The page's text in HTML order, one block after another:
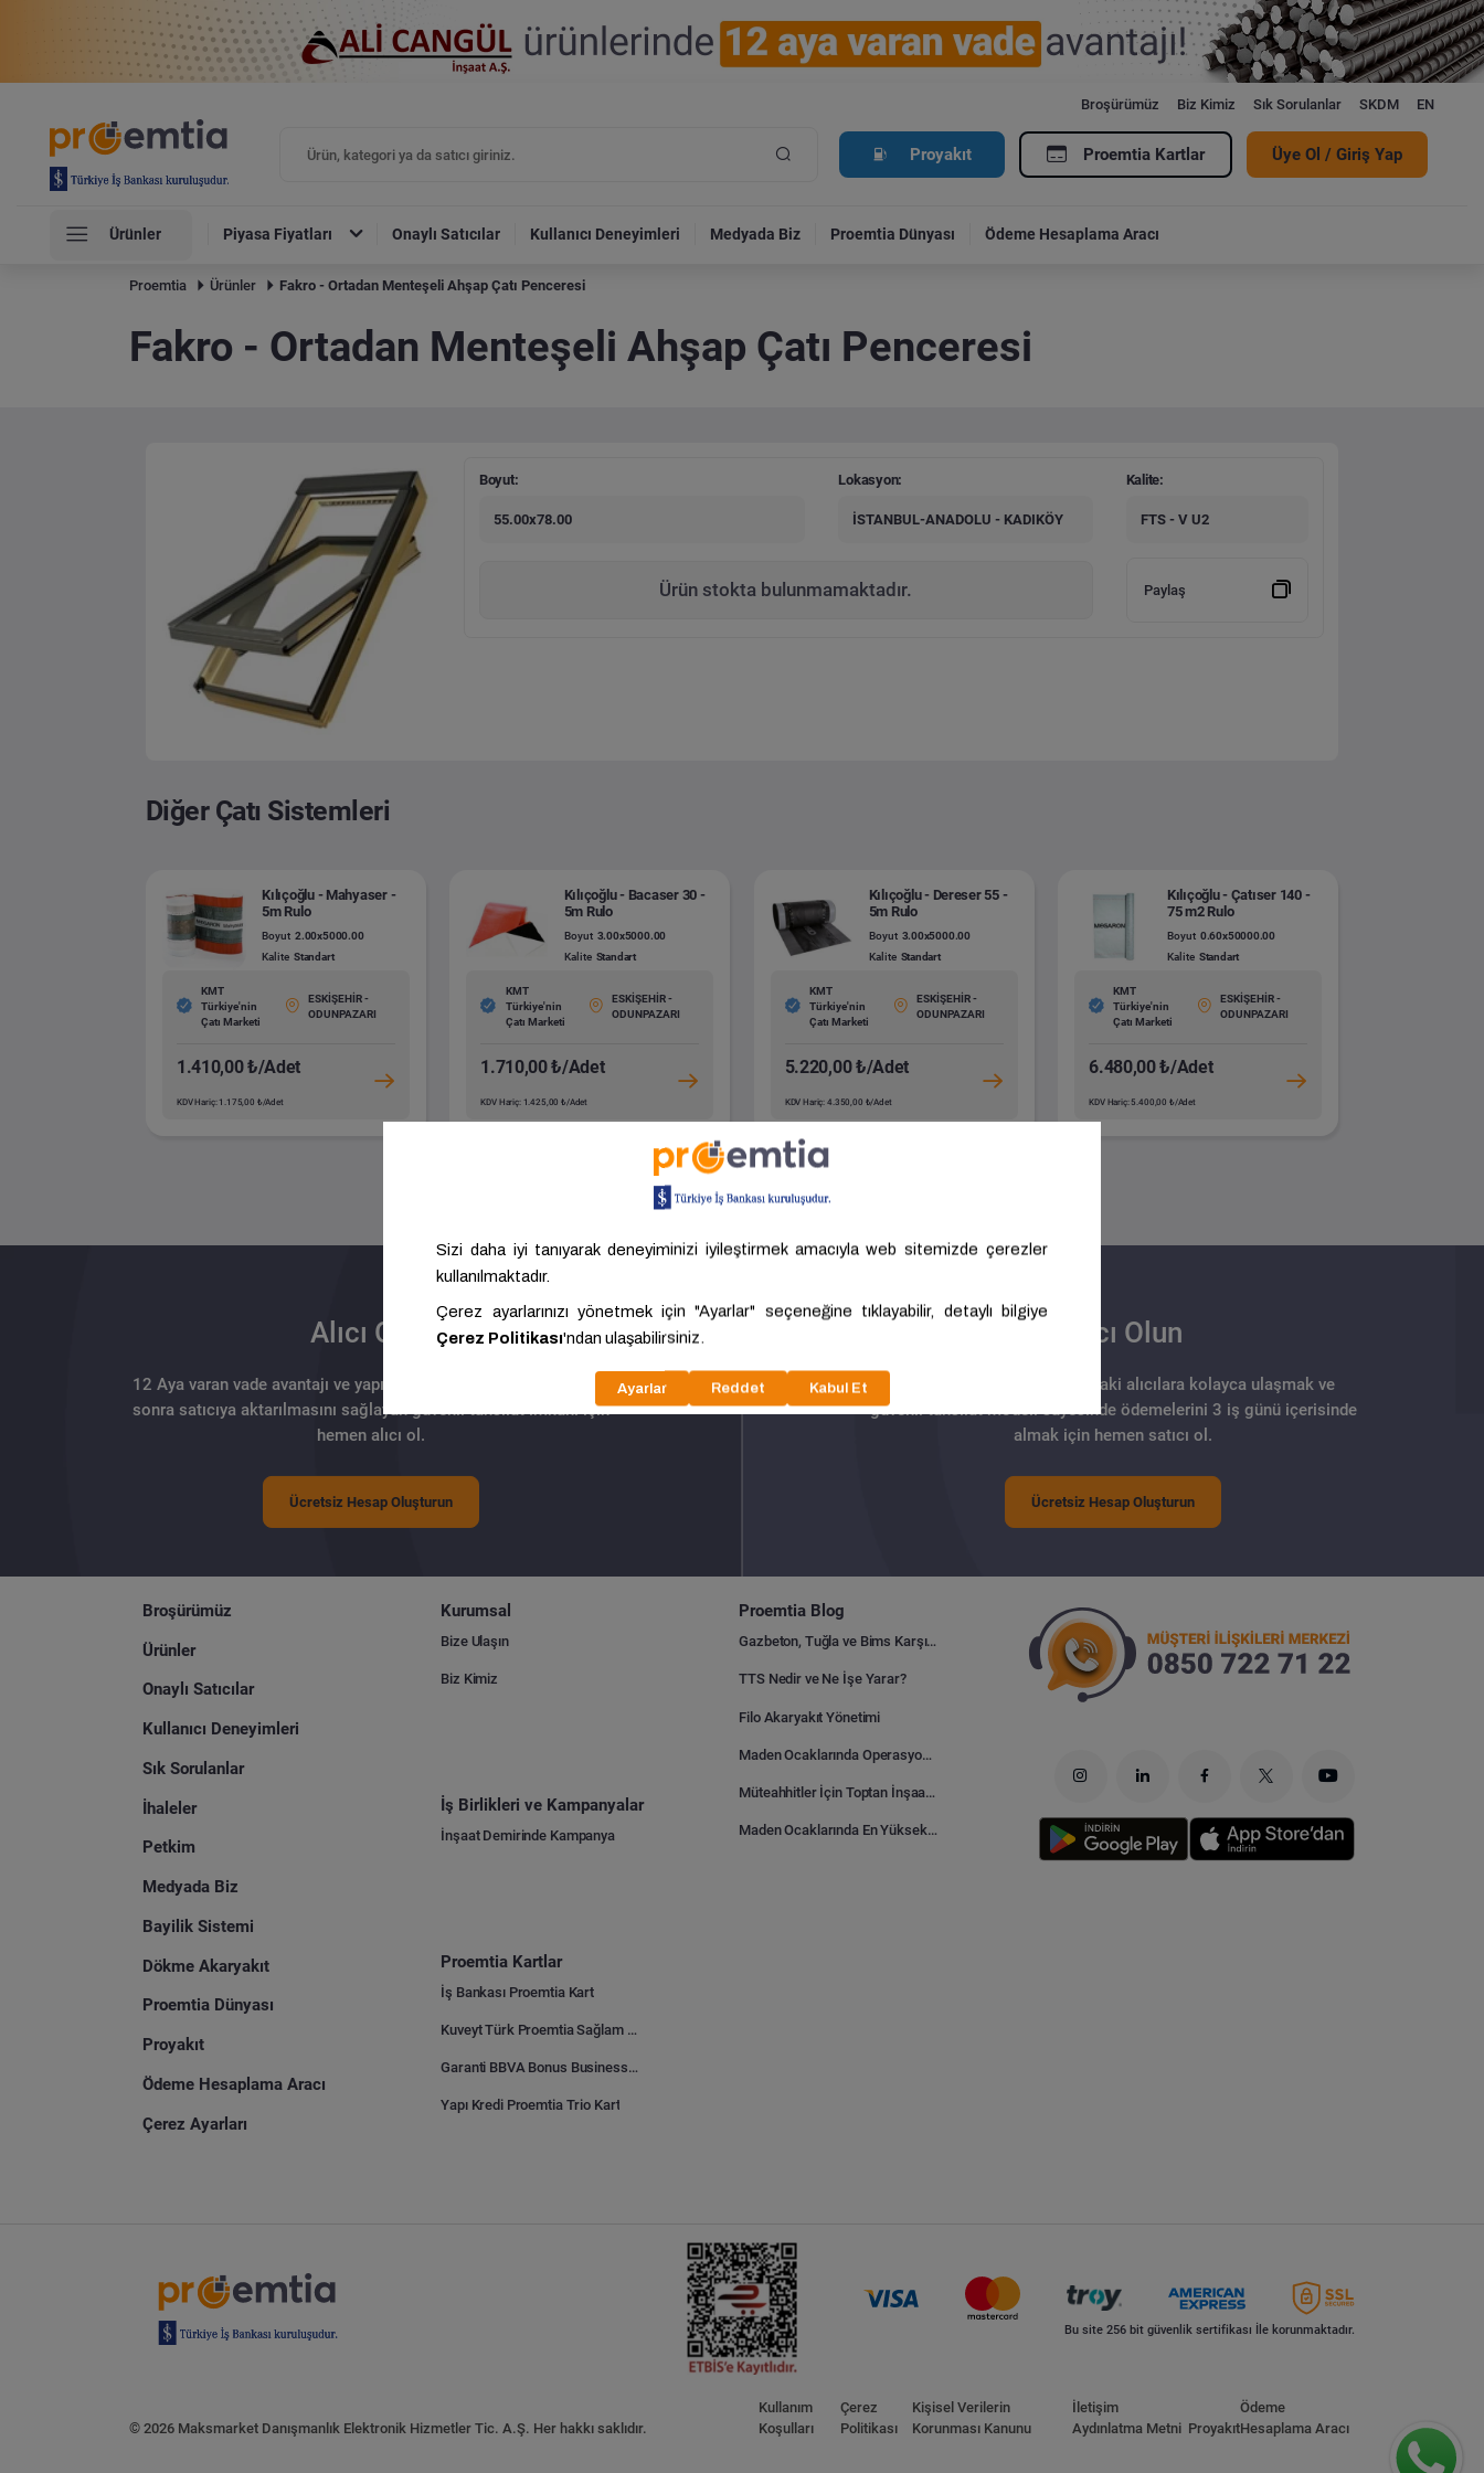
Broşürümüz Biz Kimiz Sık Sorulanlar SKDM EN
Proyakıt Proemtia Kartlar Üye Ol / Giriş Yap
Ürünler Piyasa Fiyatları Onaylı Satıcılar Kullanıcı Deneyimleri Medyada Biz Proemtia Dünyası Ödeme Hesaplama Aracı
Proemtia Ürünler Fakro - Ortadan Menteşeli Ahşap Çatı Penceresi
Fakro - Ortadan Menteşeli Ahşap Çatı Penceresi
Boyut:
55.00x78.00
Lokasyon:
İSTANBUL-ANADOLU - KADIKÖY
Kalite:
FTS - V U2
Ürün stokta bulunmamaktadır. Paylaş
Diğer Çatı Sistemleri
Kılıçoğlu - Mahyaser -
5m Rulo
Boyut 2.00x5000.00
Kalite Standart
KMT
Türkiye'nin
Çatı Marketi
ESKİŞEHİR -
ODUNPAZARI
1.410,00 ₺/Adet
KDV Hariç: 1.175,00 ₺/Adet
Kılıçoğlu - Bacaser 30 -
5m Rulo
Boyut 3.00x5000.00
Kalite Standart
KMT
Türkiye'nin
Çatı Marketi
ESKİŞEHİR -
ODUNPAZARI
1.710,00 ₺/Adet
KDV Hariç: 1.425,00 ₺/Adet
Kılıçoğlu - Dereser 55 -
5m Rulo
Boyut 3.00x5000.00
Kalite Standart
KMT
Türkiye'nin
Çatı Marketi
ESKİŞEHİR -
ODUNPAZARI
5.220,00 ₺/Adet
KDV Hariç: 4.350,00 ₺/Adet
Kılıçoğlu - Çatıser 140 -
75 m2 Rulo
Boyut 0.60x50000.00
Kalite Standart
KMT
Türkiye'nin
Çatı Marketi
ESKİŞEHİR -
ODUNPAZARI
6.480,00 ₺/Adet
KDV Hariç: 5.400,00 ₺/Adet
Alıcı Olun
12 Aya varan vade avantajı ve yapılan ödemenin ürün tesliminden
sonra satıcıya aktarılmasını sağlayan güvenli tahsilat imkanı için
hemen alıcı ol.
Ücretsiz Hesap Oluşturun
Satıcı Olun
Türkiye’nin farklı noktalarındaki alıcılara kolayca ulaşmak ve
güvenli tahsilat modeli sayesinde ödemelerini 3 iş günü içerisinde
almak için hemen satıcı ol.
Ücretsiz Hesap Oluşturun
Broşürümüz
Ürünler
Onaylı Satıcılar
Kullanıcı Deneyimleri
Sık Sorulanlar
İhaleler
Petkim
Medyada Biz
Bayilik Sistemi
Dökme Akaryakıt
Proemtia Dünyası
Proyakıt
Ödeme Hesaplama Aracı
Çerez Ayarları
Kurumsal
Bize Ulaşın
Biz Kimiz
İş Birlikleri ve Kampanyalar
İnşaat Demirinde Kampanya
Proemtia Kartlar
İş Bankası Proemtia Kart
Kuveyt Türk Proemtia Sağlam Bayi Kart
Garanti BBVA Bonus Business Proemtia Bayi Kart
Yapı Kredi Proemtia Trio Kart
Proemtia Blog
Gazbeton, Tuğla ve Bims Karşılaştırması: Hangisi Daha Avantajlı?
TTS Nedir ve Ne İşe Yarar?
Filo Akaryakıt Yönetimi
Maden Ocaklarında Operasyonel Verimlilik Nasıl Arttırılır?
Müteahhitler İçin Toptan İnşaat Malzemesi Satın Alma Rehberi
Maden Ocaklarında En Yüksek Gider Kalemleri Nelerdir?
Bu site 256 bit güvenlik sertifikası İle korunmaktadır.
© 2026 Maksmarket Danışmanlık Elektronik Hizmetler Tic. A.Ş. Her hakkı saklıdır.
Kullanım
Koşulları
Çerez
Politikası
Kişisel Verilerin
Korunması Kanunu
İletişim
Aydınlatma Metni Proyakıt
Ödeme
Hesaplama Aracı